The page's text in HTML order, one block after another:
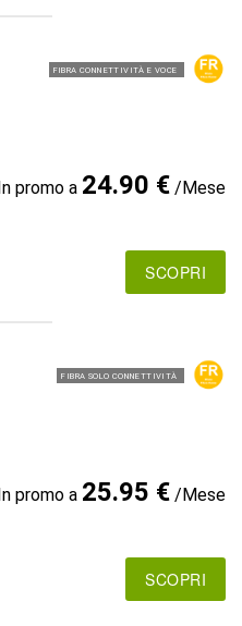
FIBRA CONNETTIVITÀ E VOCE
In promo a 24.90 €/Mese
SCOPRI
FIBRA SOLO CONNETTIVITÀ
promo a 25.95 €/Mese
SCOPRI